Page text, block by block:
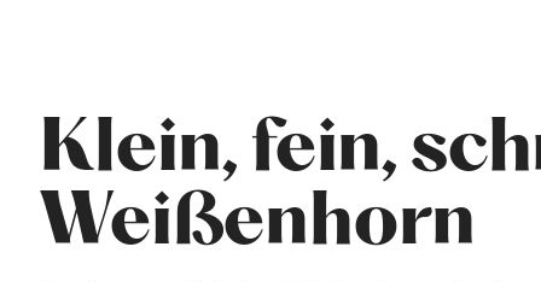
Klein, fein,
Weißenhorn